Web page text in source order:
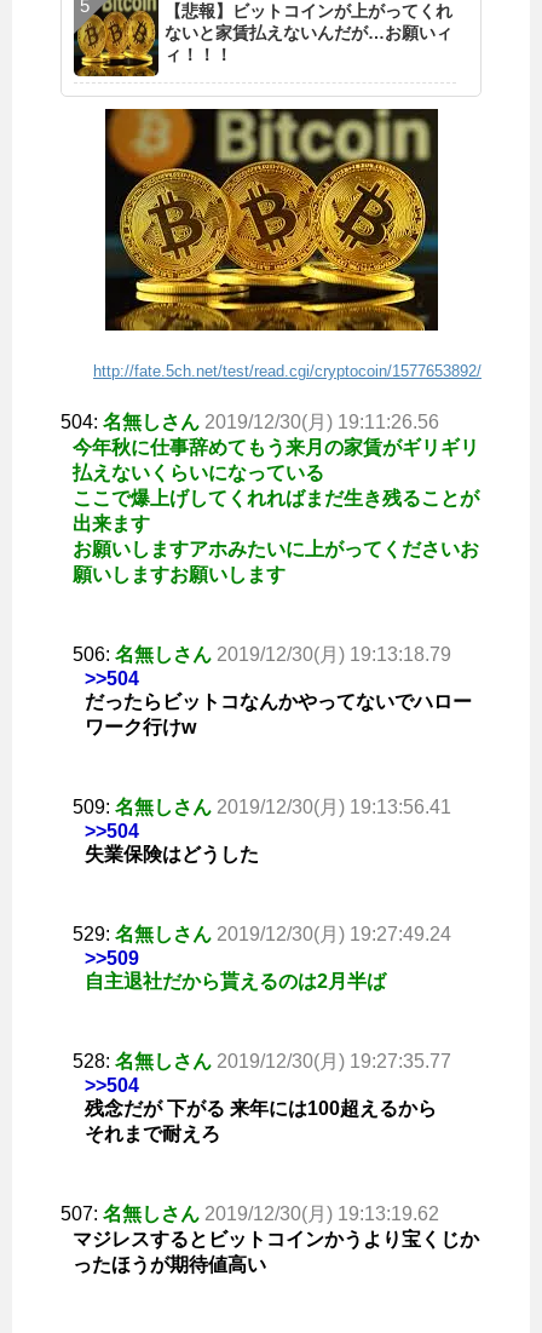
【悲報】ビットコインが上がってくれ
ないと家賃払えないんだが…お願いィ
ィ！！！
http://fate.5ch.net/test/read.cgi/cryptocoin/1577653892/
504: 名無しさん 2019/12/30(月) 19:11:26.56
今年秋に仕事辞めてもう来月の家賃がギリギリ
払えないくらいになっている
ここで爆上げしてくれればまだ生き残ることが
出来ます
お願いしますアホみたいに上がってくださいお
願いしますお願いします
506: 名無しさん 2019/12/30(月) 19:13:18.79
>>504
だったらビットコなんかやってないでハロー
ワーク行けw
509: 名無しさん 2019/12/30(月) 19:13:56.41
>>504
失業保険はどうした
529: 名無しさん 2019/12/30(月) 19:27:49.24
>>509
自主退社だから貰えるのは2月半ば
528: 名無しさん 2019/12/30(月) 19:27:35.77
>>504
残念だが 下がる 来年には100超えるから
それまで耐えろ
507: 名無しさん 2019/12/30(月) 19:13:19.62
マジレスするとビットコインかうより宝くじか
ったほうが期待値高い